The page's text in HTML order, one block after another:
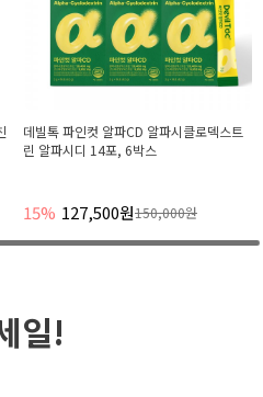
데빌톡 파인컷 알파CD 알파시클로덱스트
린 알파시디 14포, 6박스
15% 127,500원150,000원
일!